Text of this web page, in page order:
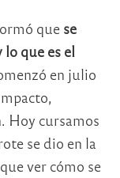
que se
que es el
en julio
Hoy cursamos
se dio en la
ver cómo se